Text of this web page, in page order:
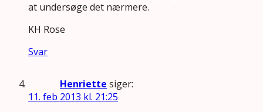
at undersøge det nærmere.
KH Rose
Svar
Henriette siger:
11. feb 2013 kl. 21:25